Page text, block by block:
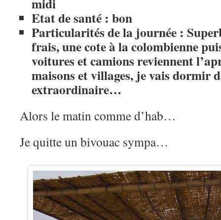
Etat de santé : bon
Particularités de la journée :
frais, une cote à la colombienne
voitures et camions reviennent
maisons et villages, je vais dormir
extraordinaire…
Alors le matin comme d’hab…
Je quitte un bivouac sympa…